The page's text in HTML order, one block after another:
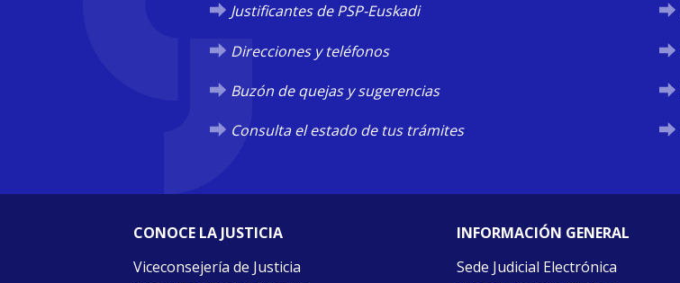
Justificantes de PSP-Euskadi
Direcciones y teléfonos
Buzón de quejas y sugerencias
Consulta el estado de tus trámites
CONOCE LA JUSTICIA
Viceconsejería de Justicia
INFORMACIÓN GENERAL
Sede Judicial Electrónica